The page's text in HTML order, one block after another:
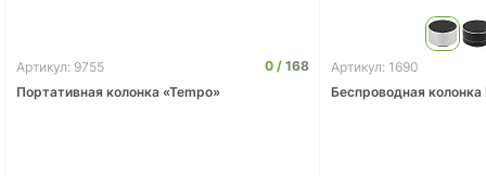
Артикул: 9755 0
168
Портативная колонка «Tempo»
Артикул: 1690
Беспроводная колонка